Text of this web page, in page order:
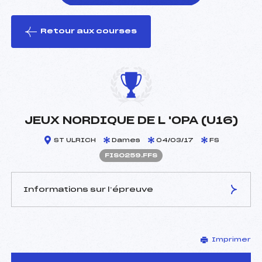
le ski
Retour aux courses
JEUX NORDIQUE DE L 'OPA (U16)
ST ULRICH Dames 04/03/17 FS
FIS0259.FFS
Informations sur l’épreuve
–
D.T Adjoint :
–
Imprimer